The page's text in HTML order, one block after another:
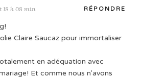
18 h 08 min RÉPONDRE
Claire Saucaz pour immortaliser
en adéquation avec
Et comme nous n'avons